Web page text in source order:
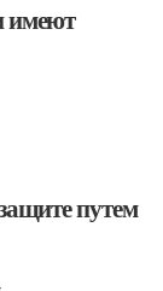
имеют
путем